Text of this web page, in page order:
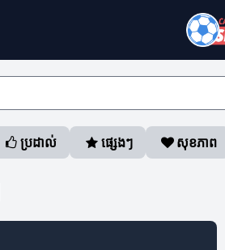
ប្រដាល់ ផ្សេងៗ សុខភាព